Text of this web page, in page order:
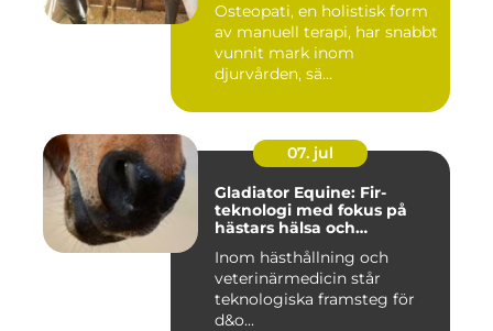
Osteopati, en holistisk form
av manuell terapi, har snabbt
vunnit mark inom
djurvården, sä...
07. jul
Gladiator Equine: Fir-
teknologi med fokus på
hästars hälsa och
Inom hästhållning och
veterinärmedicin står
teknologiska framsteg för
d&o...